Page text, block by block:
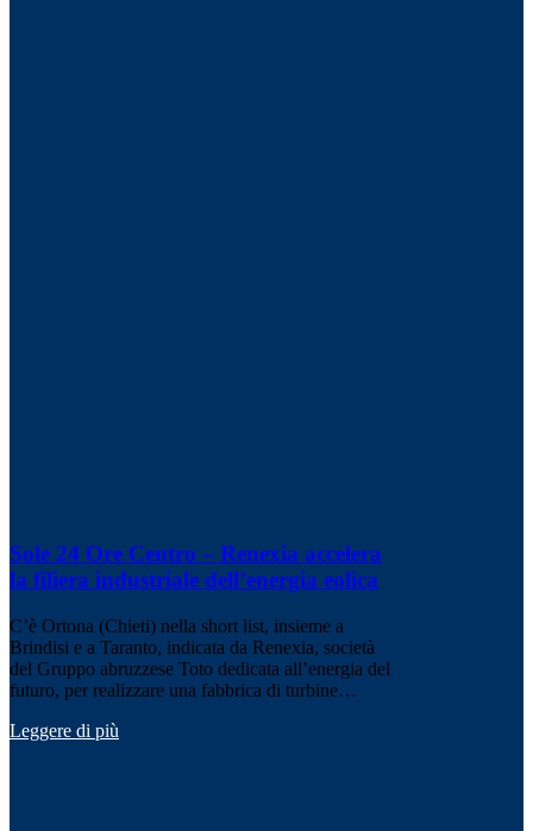
Sole 24 Ore Centro – Renexia accelera
la filiera industriale dell’energia eolica
C’è Ortona (Chieti) nella short list, insieme a
Brindisi e a Taranto, indicata da Renexia, società
del Gruppo abruzzese Toto dedicata all’energia del
futuro, per realizzare una fabbrica di turbine…
Leggere di più